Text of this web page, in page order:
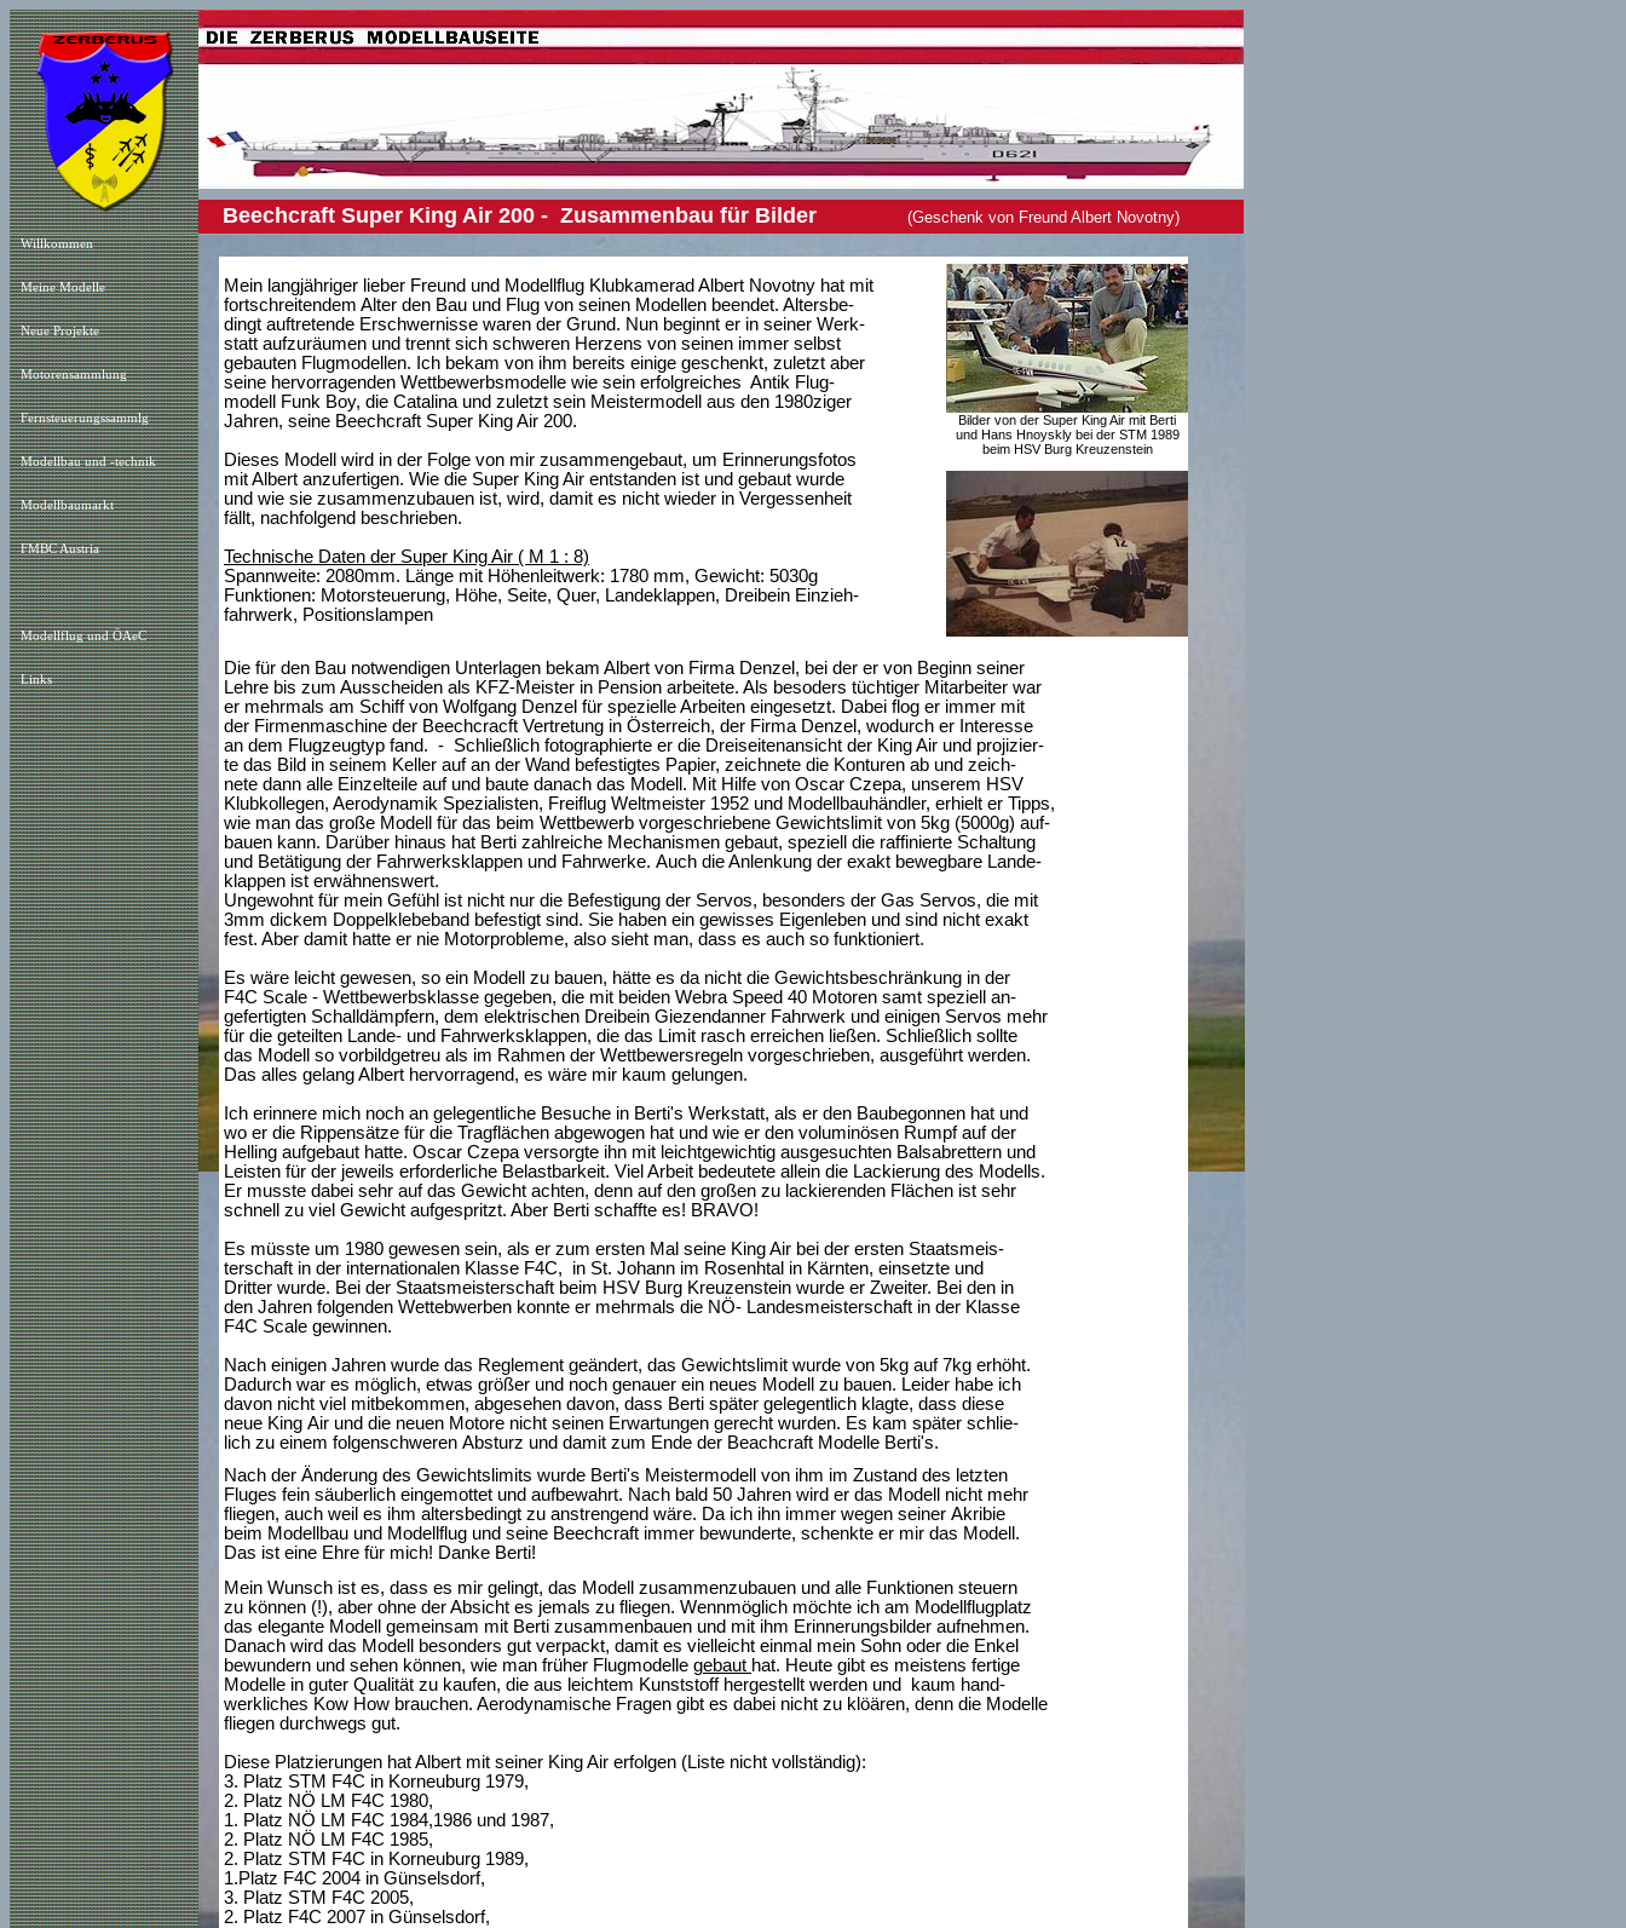
Willkommen
Meine Modelle
Neue Projekte
Motorensammlung
Fernsteuerungssammlg
Modellbau und -technik
Modellbaumarkt
FMBC Austria
Modellflug und ÖAeC
Links
Beechcraft Super King Air 200 - Zusammenbau für Bilder (Geschenk von Freund Albert Novotny)
Mein langjähriger lieber Freund und Modellflug Klubkamerad Albert Novotny hat mit
fortschreitendem Alter den Bau und Flug von seinen Modellen beendet. Altersbe-
dingt auftretende Erschwernisse waren der Grund. Nun beginnt er in seiner Werk-
statt aufzuräumen und trennt sich schweren Herzens von seinen immer selbst
gebauten Flugmodellen. Ich bekam von ihm bereits einige geschenkt, zuletzt aber
seine hervorragenden Wettbewerbsmodelle wie sein erfolgreiches Antik Flug-
modell Funk Boy, die Catalina und zuletzt sein Meistermodell aus den 1980ziger
Jahren, seine Beechcraft Super King Air 200.
Dieses Modell wird in der Folge von mir zusammengebaut, um Erinnerungsfotos
mit Albert anzufertigen. Wie die Super King Air entstanden ist und gebaut wurde
und wie sie zusammenzubauen ist, wird, damit es nicht wieder in Vergessenheit
fällt, nachfolgend beschrieben.
Technische Daten der Super King Air ( M 1 : 8)
Spannweite: 2080mm. Länge mit Höhenleitwerk: 1780 mm, Gewicht: 5030g
Funktionen: Motorsteuerung, Höhe, Seite, Quer, Landeklappen, Dreibein Einzieh-
fahrwerk, Positionslampen
Bilder von der Super King Air mit Berti
und Hans Hnoyskly bei der STM 1989
beim HSV Burg Kreuzenstein
Die für den Bau notwendigen Unterlagen bekam Albert von Firma Denzel, bei der er von Beginn seiner
Lehre bis zum Ausscheiden als KFZ-Meister in Pension arbeitete. Als besoders tüchtiger Mitarbeiter war
er mehrmals am Schiff von Wolfgang Denzel für spezielle Arbeiten eingesetzt. Dabei flog er immer mit
der Firmenmaschine der Beechcracft Vertretung in Österreich, der Firma Denzel, wodurch er Interesse
an dem Flugzeugtyp fand. - Schließlich fotographierte er die Dreiseitenansicht der King Air und projizier-
te das Bild in seinem Keller auf an der Wand befestigtes Papier, zeichnete die Konturen ab und zeich-
nete dann alle Einzelteile auf und baute danach das Modell. Mit Hilfe von Oscar Czepa, unserem HSV
Klubkollegen, Aerodynamik Spezialisten, Freiflug Weltmeister 1952 und Modellbauhändler, erhielt er Tipps,
wie man das große Modell für das beim Wettbewerb vorgeschriebene Gewichtslimit von 5kg (5000g) auf-
bauen kann. Darüber hinaus hat Berti zahlreiche Mechanismen gebaut, speziell die raffinierte Schaltung
und Betätigung der Fahrwerksklappen und Fahrwerke. Auch die Anlenkung der exakt bewegbare Lande-
klappen ist erwähnenswert.
Ungewohnt für mein Gefühl ist nicht nur die Befestigung der Servos, besonders der Gas Servos, die mit
3mm dickem Doppelklebeband befestigt sind. Sie haben ein gewisses Eigenleben und sind nicht exakt
fest. Aber damit hatte er nie Motorprobleme, also sieht man, dass es auch so funktioniert.
Es wäre leicht gewesen, so ein Modell zu bauen, hätte es da nicht die Gewichtsbeschränkung in der
F4C Scale - Wettbewerbsklasse gegeben, die mit beiden Webra Speed 40 Motoren samt speziell an-
gefertigten Schalldämpfern, dem elektrischen Dreibein Giezendanner Fahrwerk und einigen Servos mehr
für die geteilten Lande- und Fahrwerksklappen, die das Limit rasch erreichen ließen. Schließlich sollte
das Modell so vorbildgetreu als im Rahmen der Wettbewersregeln vorgeschrieben, ausgeführt werden.
Das alles gelang Albert hervorragend, es wäre mir kaum gelungen.
Ich erinnere mich noch an gelegentliche Besuche in Berti's Werkstatt, als er den Baubegonnen hat und
wo er die Rippensätze für die Tragflächen abgewogen hat und wie er den voluminösen Rumpf auf der
Helling aufgebaut hatte. Oscar Czepa versorgte ihn mit leichtgewichtig ausgesuchten Balsabrettern und
Leisten für der jeweils erforderliche Belastbarkeit. Viel Arbeit bedeutete allein die Lackierung des Modells.
Er musste dabei sehr auf das Gewicht achten, denn auf den großen zu lackierenden Flächen ist sehr
schnell zu viel Gewicht aufgespritzt. Aber Berti schaffte es! BRAVO!
Es müsste um 1980 gewesen sein, als er zum ersten Mal seine King Air bei der ersten Staatsmeis-
terschaft in der internationalen Klasse F4C, in St. Johann im Rosenhtal in Kärnten, einsetzte und
Dritter wurde. Bei der Staatsmeisterschaft beim HSV Burg Kreuzenstein wurde er Zweiter. Bei den in
den Jahren folgenden Wettebwerben konnte er mehrmals die NÖ- Landesmeisterschaft in der Klasse
F4C Scale gewinnen.
Nach einigen Jahren wurde das Reglement geändert, das Gewichtslimit wurde von 5kg auf 7kg erhöht.
Dadurch war es möglich, etwas größer und noch genauer ein neues Modell zu bauen. Leider habe ich
davon nicht viel mitbekommen, abgesehen davon, dass Berti später gelegentlich klagte, dass diese
neue King Air und die neuen Motore nicht seinen Erwartungen gerecht wurden. Es kam später schlie-
lich zu einem folgenschweren Absturz und damit zum Ende der Beachcraft Modelle Berti's.
Nach der Änderung des Gewichtslimits wurde Berti's Meistermodell von ihm im Zustand des letzten
Fluges fein säuberlich eingemottet und aufbewahrt. Nach bald 50 Jahren wird er das Modell nicht mehr
fliegen, auch weil es ihm altersbedingt zu anstrengend wäre. Da ich ihn immer wegen seiner Akribie
beim Modellbau und Modellflug und seine Beechcraft immer bewunderte, schenkte er mir das Modell.
Das ist eine Ehre für mich! Danke Berti!
Mein Wunsch ist es, dass es mir gelingt, das Modell zusammenzubauen und alle Funktionen steuern
zu können (!), aber ohne der Absicht es jemals zu fliegen. Wennmöglich möchte ich am Modellflugplatz
das elegante Modell gemeinsam mit Berti zusammenbauen und mit ihm Erinnerungsbilder aufnehmen.
Danach wird das Modell besonders gut verpackt, damit es vielleicht einmal mein Sohn oder die Enkel
bewundern und sehen können, wie man früher Flugmodelle gebaut hat. Heute gibt es meistens fertige
Modelle in guter Qualität zu kaufen, die aus leichtem Kunststoff hergestellt werden und kaum hand-
werkliches Kow How brauchen. Aerodynamische Fragen gibt es dabei nicht zu klöären, denn die Modelle
fliegen durchwegs gut.
Diese Platzierungen hat Albert mit seiner King Air erfolgen (Liste nicht vollständig):
3. Platz STM F4C in Korneuburg 1979,
2. Platz NÖ LM F4C 1980,
1. Platz NÖ LM F4C 1984,1986 und 1987,
2. Platz NÖ LM F4C 1985,
2. Platz STM F4C in Korneuburg 1989,
1.Platz F4C 2004 in Günselsdorf,
3. Platz STM F4C 2005,
2. Platz F4C 2007 in Günselsdorf,